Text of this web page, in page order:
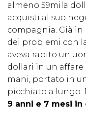
almeno 59mila
acquisti al suo
compagnia. Già in
dei problemi con
aveva rapito un
dollari in un affare
mani, portato in
picchiato a lungo.
9 anni e 7 mesi in